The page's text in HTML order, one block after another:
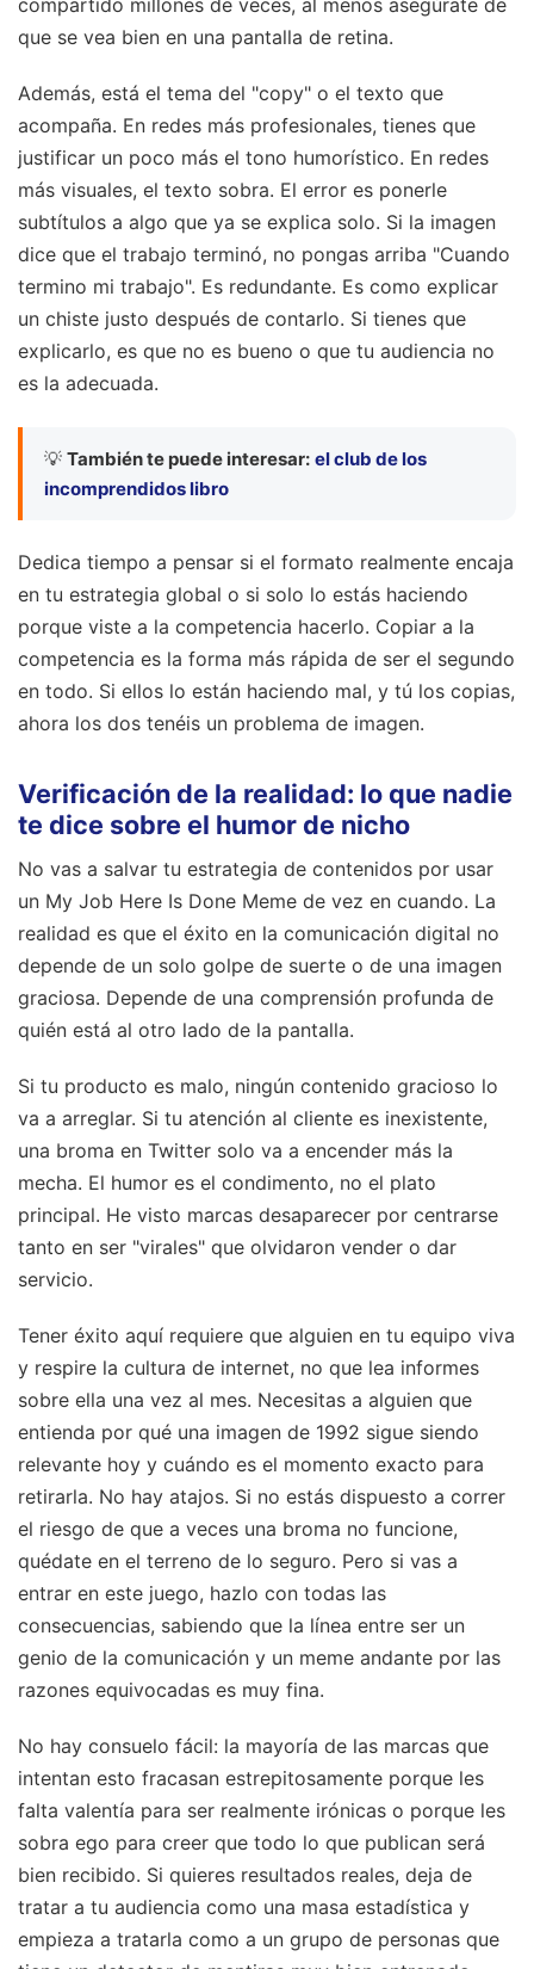
compartido millones de veces, al menos asegúrate de
que se vea bien en una pantalla de retina.
Además, está el tema del "copy" o el texto que
acompaña. En redes más profesionales, tienes que
justificar un poco más el tono humorístico. En redes
más visuales, el texto sobra. El error es ponerle
subtítulos a algo que ya se explica solo. Si la imagen
dice que el trabajo terminó, no pongas arriba "Cuando
termino mi trabajo". Es redundante. Es como explicar
un chiste justo después de contarlo. Si tienes que
explicarlo, es que no es bueno o que tu audiencia no
es la adecuada.
💡 También te puede interesar: el club de los
incomprendidos libro
Dedica tiempo a pensar si el formato realmente encaja
en tu estrategia global o si solo lo estás haciendo
porque viste a la competencia hacerlo. Copiar a la
competencia es la forma más rápida de ser el segundo
en todo. Si ellos lo están haciendo mal, y tú los copias,
ahora los dos tenéis un problema de imagen.
Verificación de la realidad: lo que nadie
te dice sobre el humor de nicho
No vas a salvar tu estrategia de contenidos por usar
un My Job Here Is Done Meme de vez en cuando. La
realidad es que el éxito en la comunicación digital no
depende de un solo golpe de suerte o de una imagen
graciosa. Depende de una comprensión profunda de
quién está al otro lado de la pantalla.
Si tu producto es malo, ningún contenido gracioso lo
va a arreglar. Si tu atención al cliente es inexistente,
una broma en Twitter solo va a encender más la
mecha. El humor es el condimento, no el plato
principal. He visto marcas desaparecer por centrarse
tanto en ser "virales" que olvidaron vender o dar
servicio.
Tener éxito aquí requiere que alguien en tu equipo viva
y respire la cultura de internet, no que lea informes
sobre ella una vez al mes. Necesitas a alguien que
entienda por qué una imagen de 1992 sigue siendo
relevante hoy y cuándo es el momento exacto para
retirarla. No hay atajos. Si no estás dispuesto a correr
el riesgo de que a veces una broma no funcione,
quédate en el terreno de lo seguro. Pero si vas a
entrar en este juego, hazlo con todas las
consecuencias, sabiendo que la línea entre ser un
genio de la comunicación y un meme andante por las
razones equivocadas es muy fina.
No hay consuelo fácil: la mayoría de las marcas que
intentan esto fracasan estrepitosamente porque les
falta valentía para ser realmente irónicas o porque les
sobra ego para creer que todo lo que publican será
bien recibido. Si quieres resultados reales, deja de
tratar a tu audiencia como una masa estadística y
empieza a tratarla como a un grupo de personas que